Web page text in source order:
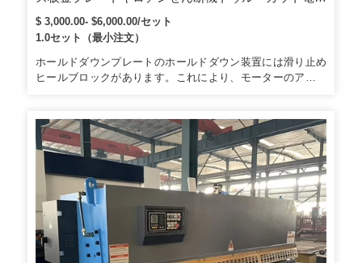
機械切断機
$ 3,000.00- $6,000.00/セット
1.0セット（最小注文）
ホールドダウンプレートのホールドダウン装置には滑り止め
ヒールブロックがあります。これにより、モーターのアイド
いています。